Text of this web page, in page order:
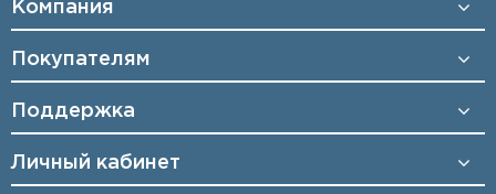
Компания
Покупателям
Поддержка
Личный кабинет